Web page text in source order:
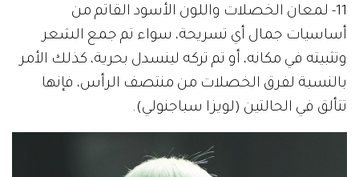
11- لمعان الخصلات واللون الأسود القاتم من
أساسيات جمال أي تسريحة، سواء تم جمع الشعر
وتثبيته في مكانه، أو تم تركه لينسدل بحرية، كذلك الأمر
بالنسبة لفرق الخصلات من منتصف الرأس، فإنها
تتألق في الحالتين (لويزا سباجنولي).